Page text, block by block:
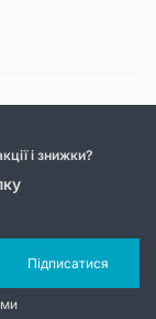
і знижки?
Підписатися